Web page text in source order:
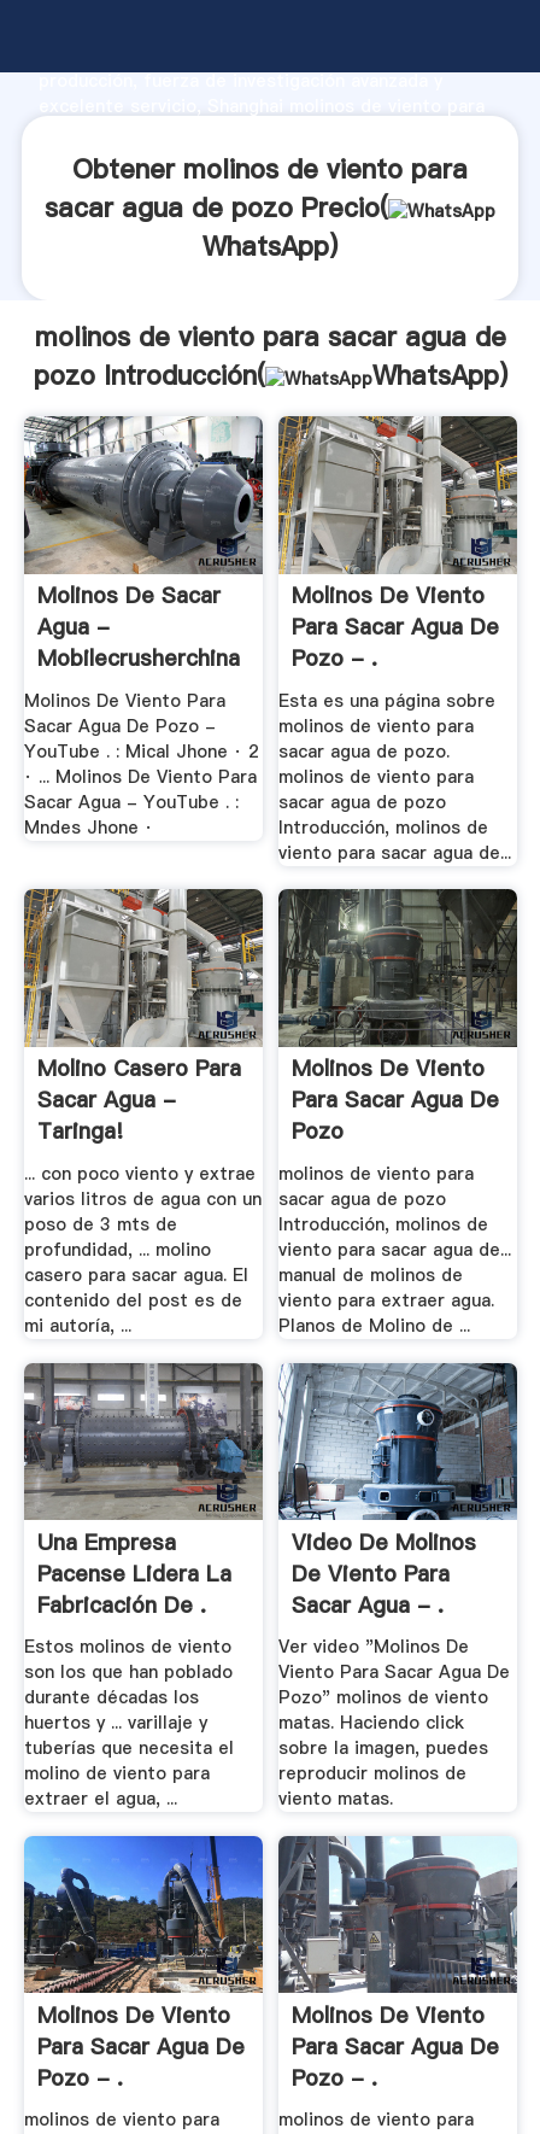
producción, fuerza de investigación avanzada y
valores a todos los clientes.
Obtener molinos de viento para
sacar agua de pozo Precio(
WhatsApp)
molinos de viento para sacar agua de
pozo Introducción(
WhatsApp)
Molinos De Sacar
Agua -
Mobilecrusherchina
Molinos De Viento Para
Sacar Agua De Pozo -
YouTube . : Mical Jhone · 2
· ... Molinos De Viento Para
Sacar Agua - YouTube . :
Mndes Jhone ·
Molinos De Viento
Para Sacar Agua De
Pozo - .
Esta es una página sobre
molinos de viento para
sacar agua de pozo.
molinos de viento para
sacar agua de pozo
Introducción, molinos de
viento para sacar agua de...
Molino Casero Para
Sacar Agua -
Taringa!
... con poco viento y extrae
varios litros de agua con un
poso de 3 mts de
profundidad, ... molino
casero para sacar agua. El
contenido del post es de
mi autoría, ...
Molinos De Viento
Para Sacar Agua De
Pozo
molinos de viento para
sacar agua de pozo
Introducción, molinos de
viento para sacar agua de...
manual de molinos de
viento para extraer agua.
Planos de Molino de ...
Una Empresa
Pacense Lidera La
Fabricación De .
Estos molinos de viento
son los que han poblado
durante décadas los
huertos y ... varillaje y
tuberías que necesita el
molino de viento para
extraer el agua, ...
Video De Molinos
De Viento Para
Sacar Agua - .
Ver video "Molinos De
Viento Para Sacar Agua De
Pozo" molinos de viento
matas. Haciendo click
sobre la imagen, puedes
reproducir molinos de
viento matas.
Molinos De Viento
Para Sacar Agua De
Pozo - .
molinos de viento para
Molinos De Viento
Para Sacar Agua De
Pozo - .
molinos de viento para